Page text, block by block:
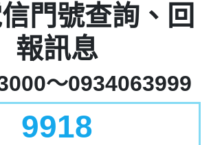
門號查詢、回
報訊息
～0934063999
9918